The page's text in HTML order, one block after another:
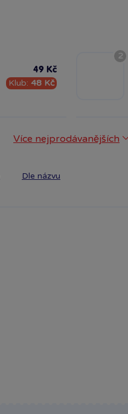
49 Kč
Klub: 48 Kč
2
Více nejprodávanějších
Dle názvu